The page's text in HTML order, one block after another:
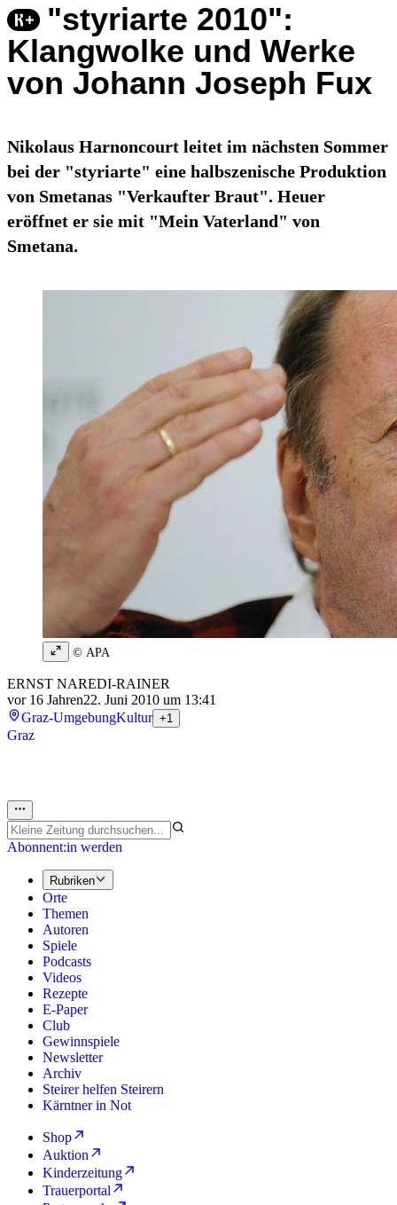
"styriarte 2010":
Klangwolke und Werke
von Johann Joseph Fux
Nikolaus Harnoncourt leitet im nächsten Sommer
bei der "styriarte" eine halbszenische Produktion
von Smetanas "Verkaufter Braut". Heuer
eröffnet er sie mit "Mein Vaterland" von
Smetana.
© APA
ERNST NAREDI-RAINER
vor 16 Jahren22. Juni 2010 um 13:41
Graz-UmgebungKultur +1
Graz
Abonnent:in werden
Rubriken
Orte
Themen
Autoren
Spiele
Podcasts
Videos
Rezepte
E-Paper
Club
Gewinnspiele
Newsletter
Archiv
Steirer helfen Steirern
Kärntner in Not
Shop
Auktion
Kinderzeitung
Trauerportal